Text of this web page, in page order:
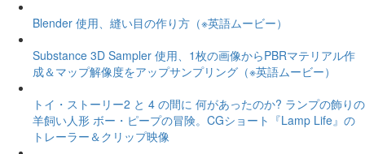
Blender 使用、縫い目の作り方（※英語ムービー）
Substance 3D Sampler 使用、1枚の画像からPBRマテリアル作
成＆マップ解像度をアップサンプリング（※英語ムービー）
トイ・ストーリー2 と 4 の間に 何があったのか? ランプの飾りの
羊飼い人形 ボー・ピープの冒険。CGショート『Lamp Life』の
トレーラー＆クリップ映像